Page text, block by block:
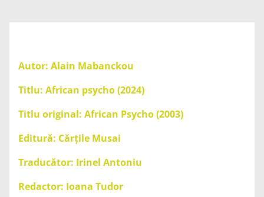
Autor: Alain Mabanckou
Titlu: African psycho (2024)
Titlu original: African Psycho (2003)
Editură: Cărțile Musai
Traducător: Irinel Antoniu
Redactor: Ioana Tudor